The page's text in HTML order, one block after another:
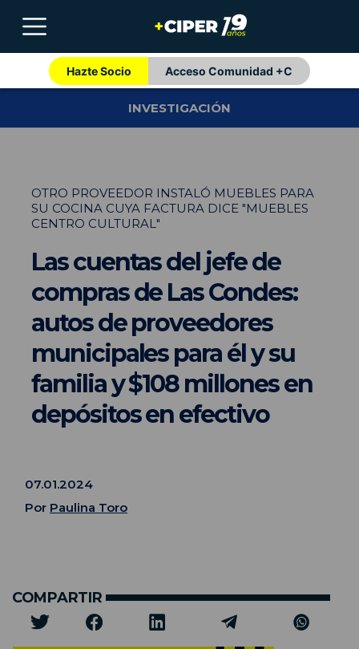
Hazte Socio Acceso Comunidad +C
INVESTIGACIÓN
OTRO PROVEEDOR INSTALÓ MUEBLES PARA
SU COCINA CUYA FACTURA DICE "MUEBLES
CENTRO CULTURAL"
Las cuentas del jefe de
compras de Las Condes:
autos de proveedores
municipales para él y su
familia y $108 millones en
depósitos en efectivo
07.01.2024
Por Paulina Toro
COMPARTIR